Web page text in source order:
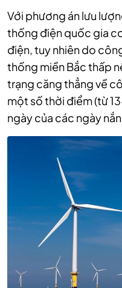
Với phương án lưu
thống điện quốc gia
điện, tuy nhiên do
thống miền Bắc thấp
trạng căng thẳng về
một số thời điểm (từ
ngày của các ngày